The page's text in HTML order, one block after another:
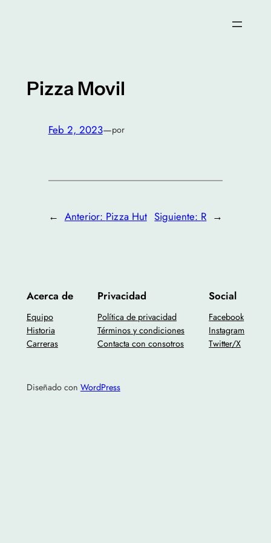
Pizza Movil
Feb 2, 2023—por
← Anterior: Pizza Hut Siguiente: R →
Acerca de
Equipo
Historia
Carreras
Privacidad
Política de privacidad
Términos y condiciones
Contacta con consotros
Social
Facebook
Instagram
Twitter/X
Diseñado con WordPress